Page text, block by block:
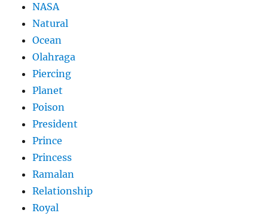
NASA
Natural
Ocean
Olahraga
Piercing
Planet
Poison
President
Prince
Princess
Ramalan
Relationship
Royal